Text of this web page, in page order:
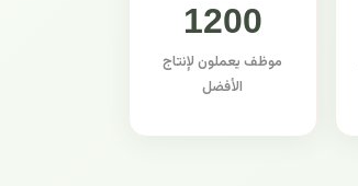
1200
موظف يعملون لإنتاج
الأفضل